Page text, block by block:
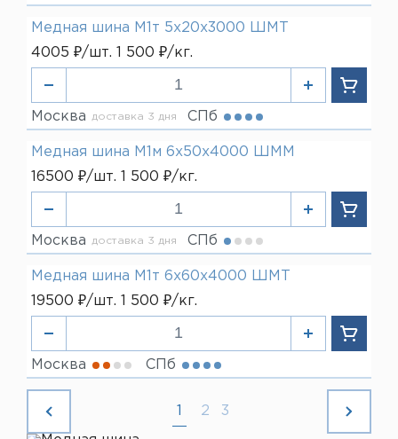
Медная шина М1т 5х20х3000 ШМТ
4005 ₽/шт. 1 500 ₽/кг.
Москва доставка 3 дня СПб
Медная шина М1м 6х50х4000 ШММ
16500 ₽/шт. 1 500 ₽/кг.
Москва доставка 3 дня СПб
Медная шина М1т 6х60х4000 ШМТ
19500 ₽/шт. 1 500 ₽/кг.
Москва СПб
2 3